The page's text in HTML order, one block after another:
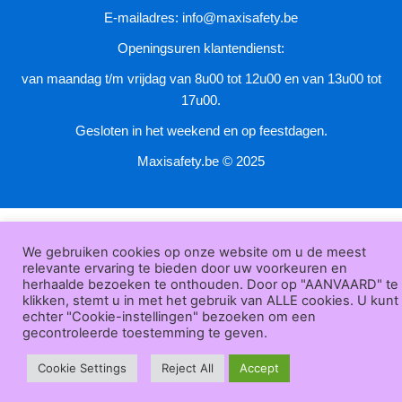
E-mailadres: info@maxisafety.be
Openingsuren klantendienst:
van maandag t/m vrijdag van 8u00 tot 12u00 en van 13u00 tot
17u00.
Gesloten in het weekend en op feestdagen.
Maxisafety.be © 2025
We gebruiken cookies op onze website om u de meest
relevante ervaring te bieden door uw voorkeuren en
herhaalde bezoeken te onthouden. Door op "AANVAARD" te
klikken, stemt u in met het gebruik van ALLE cookies. U kunt
echter "Cookie-instellingen" bezoeken om een
gecontroleerde toestemming te geven.
Cookie Settings Reject All Accept